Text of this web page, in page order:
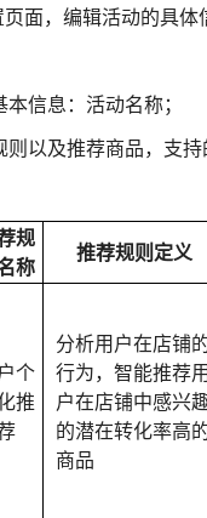
面，编辑活动的具体
信息：活动名称；
则以及推荐商品，支
规
称
推荐规则定义
个
推
分析用户在店铺
行为，智能推荐
户在店铺中感兴
的潜在转化率高
商品